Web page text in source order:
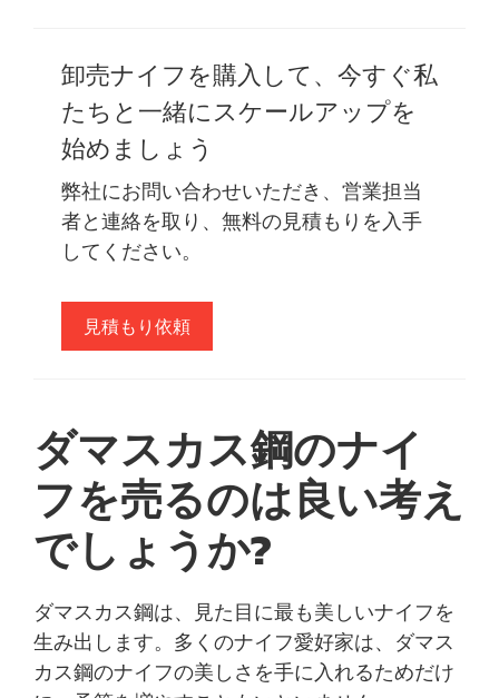
卸売ナイフを購入して、今すぐ私
たちと一緒にスケールアップを
始めましょう
弊社にお問い合わせいただき、営業担当
者と連絡を取り、無料の見積もりを入手
してください。
見積もり依頼
ダマスカス鋼のナイ
フを売るのは良い考え
でしょうか?
ダマスカス鋼は、見た目に最も美しいナイフを
生み出します。多くのナイフ愛好家は、ダマス
カス鋼のナイフの美しさを手に入れるためだけ